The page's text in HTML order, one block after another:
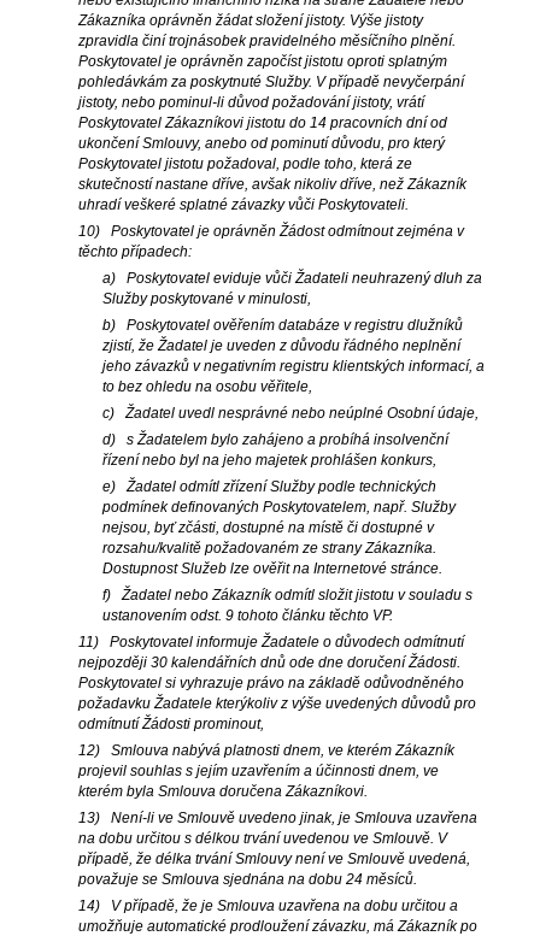
Zákazníka oprávněn žádat složení jistoty. Výše jistoty
zpravidla činí trojnásobek pravidelného měsíčního plnění.
Poskytovatel je oprávněn započíst jistotu oproti splatným
pohledávkám za poskytnuté Služby. V případě nevyčerpání
jistoty, nebo pominul-li důvod požadování jistoty, vrátí
Poskytovatel Zákazníkovi jistotu do 14 pracovních dní od
ukončení Smlouvy, anebo od pominutí důvodu, pro který
Poskytovatel jistotu požadoval, podle toho, která ze
skutečností nastane dříve, avšak nikoliv dříve, než Zákazník
uhradí veškeré splatné závazky vůči Poskytovateli.
10) Poskytovatel je oprávněn Žádost odmítnout zejména v
těchto případech:
a) Poskytovatel eviduje vůči Žadateli neuhrazený dluh za
Služby poskytované v minulosti,
b) Poskytovatel ověřením databáze v registru dlužníků
zjistí, že Žadatel je uveden z důvodu řádného neplnění
jeho závazků v negativním registru klientských informací, a
to bez ohledu na osobu věřitele,
c) Žadatel uvedl nesprávné nebo neúplné Osobní údaje,
d) s Žadatelem bylo zahájeno a probíhá insolvenční
řízení nebo byl na jeho majetek prohlášen konkurs,
e) Žadatel odmítl zřízení Služby podle technických
podmínek definovaných Poskytovatelem, např. Služby
nejsou, byť zčásti, dostupné na místě či dostupné v
rozsahu/kvalitě požadovaném ze strany Zákazníka.
Dostupnost Služeb lze ověřit na Internetové stránce.
f) Žadatel nebo Zákazník odmítl složit jistotu v souladu s
ustanovením odst. 9 tohoto článku těchto VP.
11) Poskytovatel informuje Žadatele o důvodech odmítnutí
nejpozději 30 kalendářních dnů ode dne doručení Žádosti.
Poskytovatel si vyhrazuje právo na základě odůvodněného
požadavku Žadatele kterýkoliv z výše uvedených důvodů pro
odmítnutí Žádosti prominout,
12) Smlouva nabývá platnosti dnem, ve kterém Zákazník
projevil souhlas s jejím uzavřením a účinnosti dnem, ve
kterém byla Smlouva doručena Zákazníkovi.
13) Není-li ve Smlouvě uvedeno jinak, je Smlouva uzavřena
na dobu určitou s délkou trvání uvedenou ve Smlouvě. V
případě, že délka trvání Smlouvy není ve Smlouvě uvedená,
považuje se Smlouva sjednána na dobu 24 měsíců.
14) V případě, že je Smlouva uzavřena na dobu určitou a
umožňuje automatické prodloužení závazku, má Zákazník po